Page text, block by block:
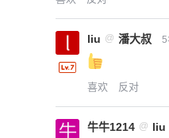
liu @ 潘大叔 5
喜欢 反对
牛牛1214 @ liu